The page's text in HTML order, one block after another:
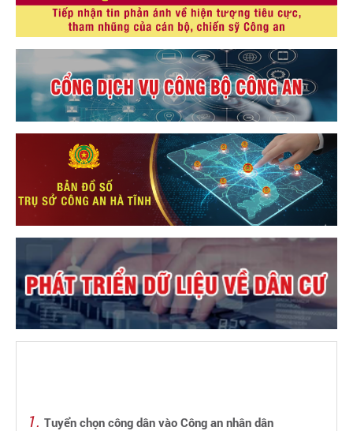
Tuyển chọn công dân vào Công an nhân dân